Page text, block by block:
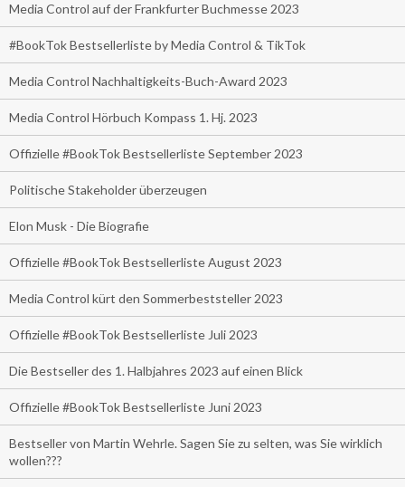
Media Control auf der Frankfurter Buchmesse 2023
#BookTok Bestsellerliste by Media Control & TikTok
Media Control Nachhaltigkeits-Buch-Award 2023
Media Control Hörbuch Kompass 1. Hj. 2023
Offizielle #BookTok Bestsellerliste September 2023
Politische Stakeholder überzeugen
Elon Musk - Die Biografie
Offizielle #BookTok Bestsellerliste August 2023
Media Control kürt den Sommerbeststeller 2023
Offizielle #BookTok Bestsellerliste Juli 2023
Die Bestseller des 1. Halbjahres 2023 auf einen Blick
Offizielle #BookTok Bestsellerliste Juni 2023
Bestseller von Martin Wehrle. Sagen Sie zu selten, was Sie wirklich
wollen???